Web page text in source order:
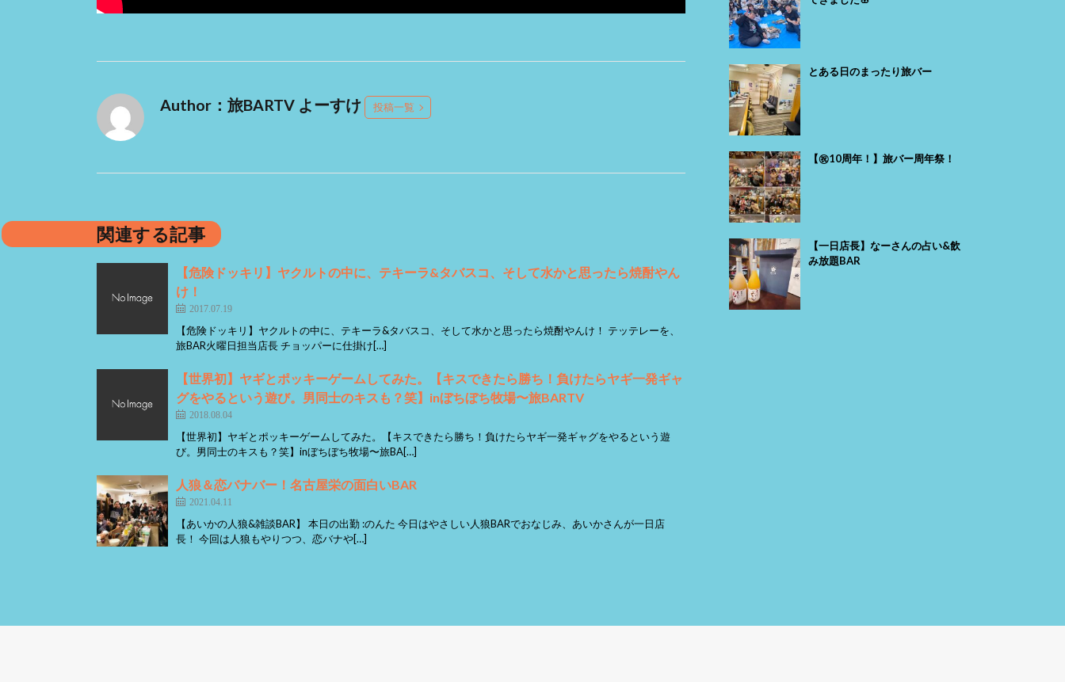
Author：旅BARTV よーすけ 投稿一覧
関連する記事
【危険ドッキリ】ヤクルトの中に、テキーラ&タバスコ、そして水かと思ったら焼酎やん
け！
2017.07.19
【危険ドッキリ】ヤクルトの中に、テキーラ&タバスコ、そして水かと思ったら焼酎やんけ！ テッテレーを、
旅BAR火曜日担当店長 チョッパーに仕掛け[…]
【世界初】ヤギとポッキーゲームしてみた。【キスできたら勝ち！負けたらヤギ一発ギャ
グをやるという遊び。男同士のキスも？笑】inぼちぼち牧場〜旅BARTV
2018.08.04
【世界初】ヤギとポッキーゲームしてみた。【キスできたら勝ち！負けたらヤギ一発ギャグをやるという遊
び。男同士のキスも？笑】inぼちぼち牧場〜旅BA[…]
人狼＆恋バナバー！名古屋栄の面白いBAR
2021.04.11
【あいかの人狼&雑談BAR】 本日の出勤 :のんた 今日はやさしい人狼BARでおなじみ、あいかさんが一日店
長！ 今回は人狼もやりつつ、恋バナや[…]
とある日のまったり旅バー
【㊗️10周年！】旅バー周年祭！
【一日店長】なーさんの占い&飲
み放題BAR